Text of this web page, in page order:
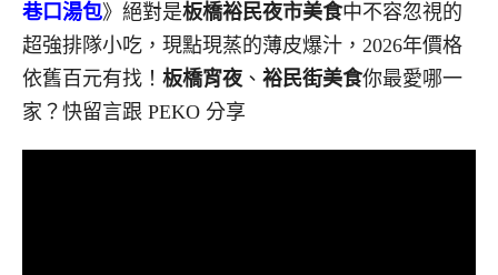
巷口湯包》絕對是板橋裕民夜市美食中不容忽視的
超強排隊小吃，現點現蒸的薄皮爆汁，2026年價格
依舊百元有找！ 板橋宵夜 、 裕民街美食你最愛哪一
家？快留言跟 PEKO 分享